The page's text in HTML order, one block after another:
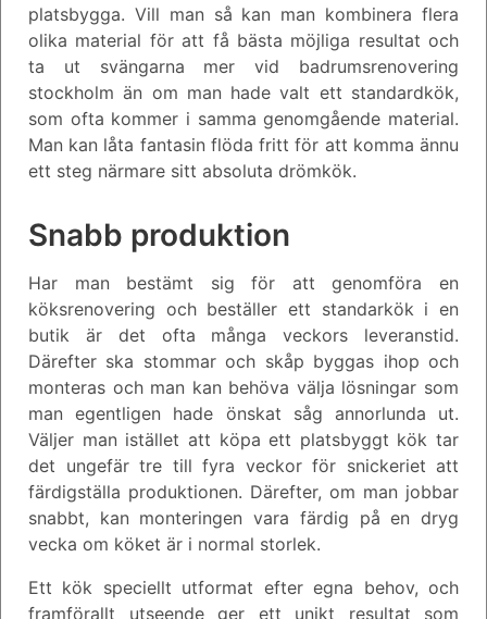
platsbygga. Vill man så kan man kombinera flera
olika material för att få bästa möjliga resultat och
ta ut svängarna mer vid badrumsrenovering
stockholm än om man hade valt ett standardkök,
som ofta kommer i samma genomgående material.
Man kan låta fantasin flöda fritt för att komma ännu
ett steg närmare sitt absoluta drömkök.
Snabb produktion
Har man bestämt sig för att genomföra en
köksrenovering och beställer ett standarkök i en
butik är det ofta många veckors leveranstid.
Därefter ska stommar och skåp byggas ihop och
monteras och man kan behöva välja lösningar som
man egentligen hade önskat såg annorlunda ut.
Väljer man istället att köpa ett platsbyggt kök tar
det ungefär tre till fyra veckor för snickeriet att
färdigställa produktionen. Därefter, om man jobbar
snabbt, kan monteringen vara färdig på en dryg
vecka om köket är i normal storlek.
Ett kök speciellt utformat efter egna behov, och
framförallt utseende ger ett unikt resultat som